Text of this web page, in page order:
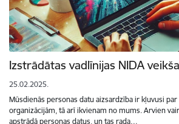
Izstrādātas vadlīnijas NIDA
25.02.2025.
Mūsdienās personas datu aizsardzība ir kļuvusi
organizācijām, tā arī ikvienam no mums. Arvien
apstrādā personas datus, un tas rada…